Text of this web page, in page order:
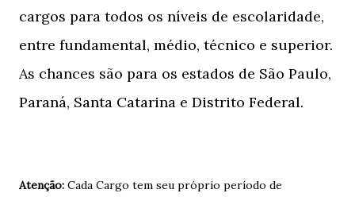
cargos para todos os níveis de escolaridade,
entre fundamental, médio, técnico e superior.
As chances são para os estados de São Paulo,
Paraná, Santa Catarina e Distrito Federal.
Atenção: Cada Cargo tem seu próprio período de